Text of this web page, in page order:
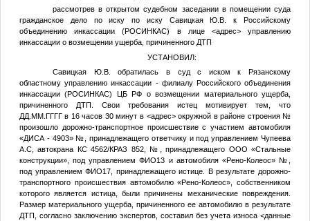
рассмотрев в открытом судебном заседании в помещении суда
гражданское дело по иску по иску Савицкая Ю.В.к Российскому
объединению инкассации (РОСИНКАС) в лице <адрес>управлению
инкассации о возмещении ущерба, причиненного ДТП
УСТАНОВИЛ:
Савицкая Ю.В.обратилась в суд с иском к Рязанскому
областному управлению инкассации - филиалу Российского объединения
инкассации (РОСИНКАС) ЦБ РФ о возмещении материального ущерба,
причиненного ДТП. Свои требования истец мотивирует тем, что
ДД.ММ.ГГГГв 16 часов 30 минут в <адрес>окружной в районе строения №
произошло дорожно-транспортное происшествие с участием автомобиля
«ДИСА - 4903» № , принадлежащего ответчику и под управлениемЧупеева
А.С, автокрана КС 4562/КРАЗ 852, №
, принадлежащего ООО «Стальные
конструкции», под управлениемФИО13 и автомобиля «Рено-Колеос» №
под управлениемФИО17 , принадлежащего истице. В результате дорожно-
транспортного происшествия автомобилю «Рено-Колеос», собственником
которого является истица, были причинены механические повреждения.
Размер материального ущерба, причиненного ее автомобилю в результате
ДТП, согласно заключению экспертов, составил без учета износа<данные